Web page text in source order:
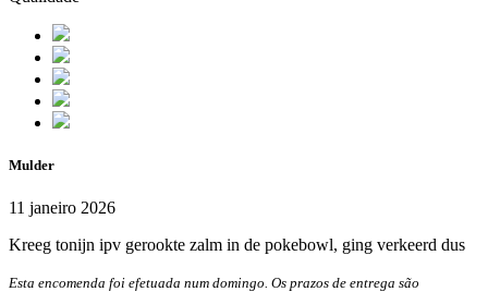
Mulder
11 janeiro 2026
Kreeg tonijn ipv gerookte zalm in de pokebowl, ging verkeerd dus
Esta encomenda foi efetuada num domingo. Os prazos de entrega são